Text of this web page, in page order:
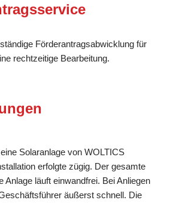
Förderantragsabwicklung für
rechtzeitige Bearbeitung.
Solaranlage von WOLTICS
erfolgte zügig. Der gesamte
Anlage läuft einwandfrei. Bei Anliegen
äußerst schnell. Die